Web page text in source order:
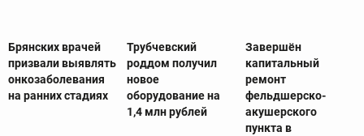
Брянских врачей
призвали выявлять
онкозаболевания
на ранних стадиях
Трубчевский
роддом получил
новое
оборудование на
1,4 млн рублей
Завершён
капитальный
ремонт
фельдшерско-
акушерского
пункта в